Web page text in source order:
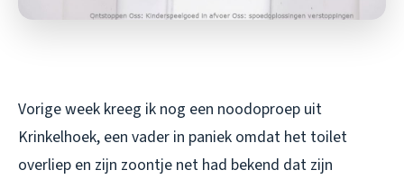
Vorige week kreeg ik nog een noodoproep uit
Krinkelhoek, een vader in paniek omdat het toilet
overliep en zijn zoontje net had bekend dat zijn